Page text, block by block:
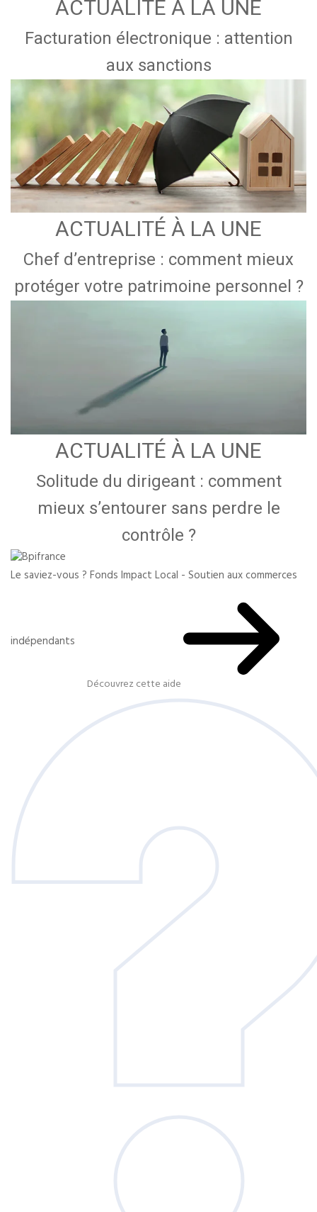
ACTUALITÉ À LA UNE
Facturation électronique : attention
aux sanctions
ACTUALITÉ À LA UNE
Chef d’entreprise : comment mieux
protéger votre patrimoine personnel ?
ACTUALITÉ À LA UNE
Solitude du dirigeant : comment
mieux s’entourer sans perdre le
contrôle ?
Le saviez-vous ?Fonds Impact Local - Soutien aux commerces
indépendants
Découvrez cette aide